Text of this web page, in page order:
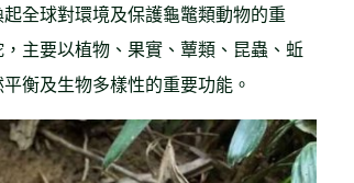
全球對環境及保護龜鼈類動物的重
主要以植物、果實、蕈類、昆蟲、蚯
衡及生物多樣性的重要功能。